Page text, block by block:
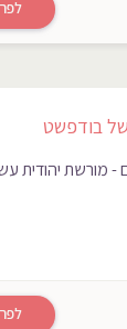
של בודפשט
- מורשת יהודית